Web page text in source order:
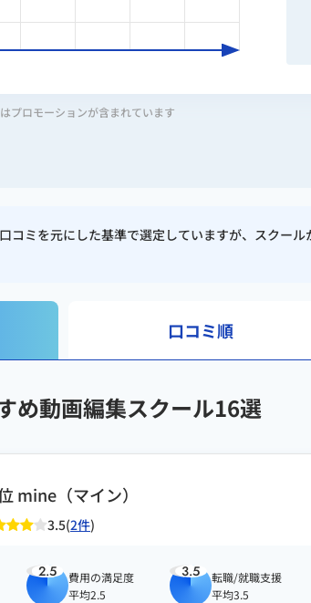
プロモーションが含まれています
ミを元にした基準で選定していますが、スクー
口コミ順
め動画編集スクール16選
mine（マイン）
3.5(2件)
2.5
費用の満足度
平均2.5
3.5
転職/就職支援
平均3.5